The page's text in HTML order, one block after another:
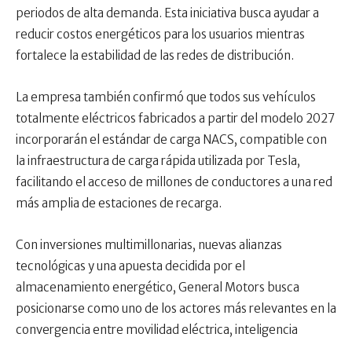
periodos de alta demanda. Esta iniciativa busca ayudar a
reducir costos energéticos para los usuarios mientras
fortalece la estabilidad de las redes de distribución.
La empresa también confirmó que todos sus vehículos
totalmente eléctricos fabricados a partir del modelo 2027
incorporarán el estándar de carga NACS, compatible con
la infraestructura de carga rápida utilizada por Tesla,
facilitando el acceso de millones de conductores a una red
más amplia de estaciones de recarga.
Con inversiones multimillonarias, nuevas alianzas
tecnológicas y una apuesta decidida por el
almacenamiento energético, General Motors busca
posicionarse como uno de los actores más relevantes en la
convergencia entre movilidad eléctrica, inteligencia